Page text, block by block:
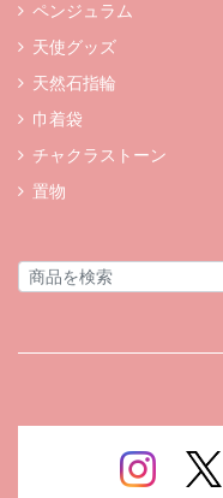
ペンジュラム
天使グッズ
天然石指輪
巾着袋
チャクラストーン
置物